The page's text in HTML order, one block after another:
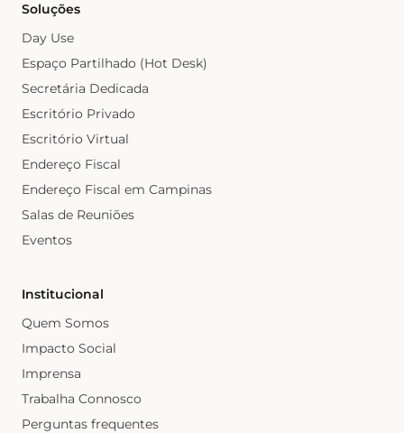
Soluções
Day Use
Espaço Partilhado (Hot Desk)
Secretária Dedicada
Escritório Privado
Escritório Virtual
Endereço Fiscal
Endereço Fiscal em Campinas
Salas de Reuniões
Eventos
Institucional
Quem Somos
Impacto Social
Imprensa
Trabalha Connosco
Perguntas frequentes